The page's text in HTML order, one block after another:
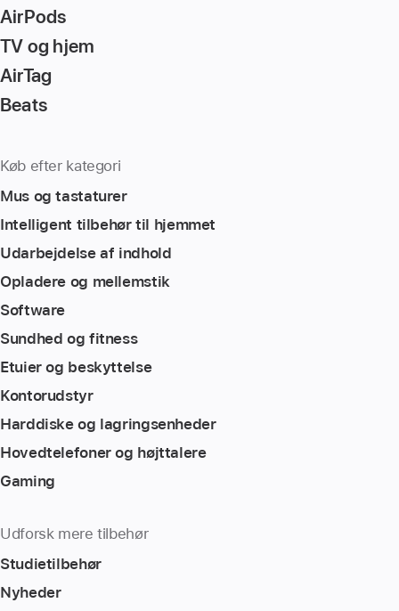
AirPods
TV og hjem
AirTag
Beats
Køb efter kategori
Mus og tastaturer
Intelligent tilbehør til hjemmet
Udarbejdelse af indhold
Opladere og mellemstik
Software
Sundhed og fitness
Etuier og beskyttelse
Kontorudstyr
Harddiske og lagringsenheder
Hovedtelefoner og højttalere
Gaming
Udforsk mere tilbehør
Studietilbehør
Nyheder